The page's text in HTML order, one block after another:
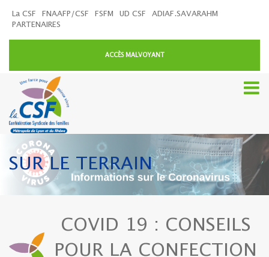
La CSF FNAAFP/CSF FSFM UD CSF
ADIAF.SAVARAHM
PARTENAIRES
ACCÈS MALVOYANT
SUR LE TERRAIN
COVID 19 : CONSEILS
POUR LA CONFECTION